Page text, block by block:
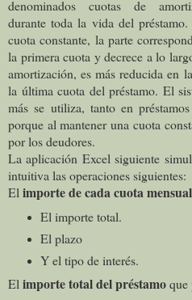
denominados cuotas de
durante toda la vida del
cuota constante, la parte
la primera cuota y decrece a lo
amortización, es más reducida en
la última cuota del préstamo. El
más se utiliza, tanto en
porque al mantener una cuota
por los deudores.
La aplicación Excel siguiente
intuitiva las operaciones siguientes:
El importe de cada cuota mensual
El importe total.
El plazo
Y el tipo de interés.
Elimporte total del préstamoque